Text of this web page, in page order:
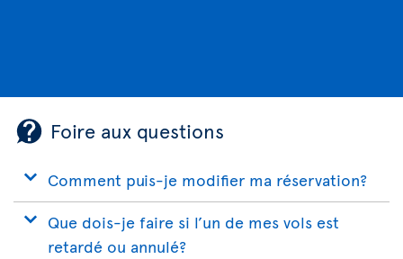
Foire aux questions
Comment puis-je modifier ma réservation?
Que dois-je faire si l’un de mes vols est
retardé ou annulé?